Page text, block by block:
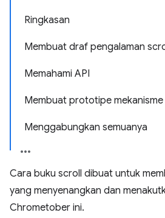
Ringkasan
Membuat draf pengalaman
Memahami API
Membuat prototipe mekanisme
Menggabungkan semuanya
Cara buku scroll dibuat untuk
yang menyenangkan dan
Chrometober ini.